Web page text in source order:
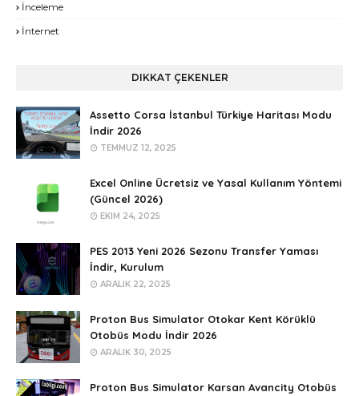
İnceleme
İnternet
DIKKAT ÇEKENLER
Assetto Corsa İstanbul Türkiye Haritası Modu
İndir 2026
TEMMUZ 12, 2025
Excel Online Ücretsiz ve Yasal Kullanım Yöntemi
(Güncel 2026)
EKIM 24, 2025
PES 2013 Yeni 2026 Sezonu Transfer Yaması
İndir, Kurulum
ARALIK 22, 2025
Proton Bus Simulator Otokar Kent Körüklü
Otobüs Modu İndir 2026
ARALIK 30, 2025
Proton Bus Simulator Karsan Avancity Otobüs